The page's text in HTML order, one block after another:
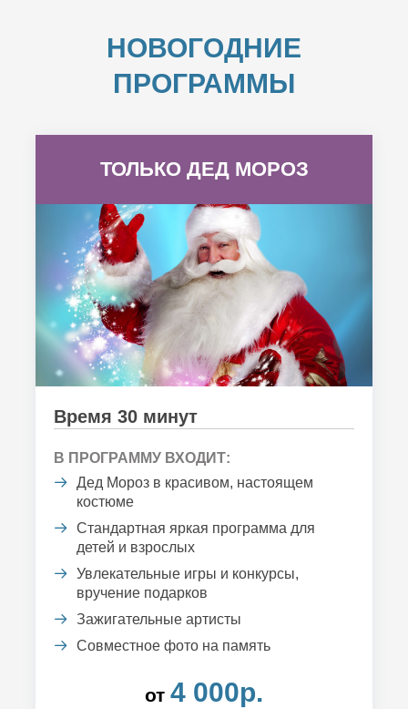
НОВОГОДНИЕ
ПРОГРАММЫ
ТОЛЬКО ДЕД МОРОЗ
Время 30 минут
В ПРОГРАММУ ВХОДИТ:
Дед Мороз в красивом, настоящем
костюме
Стандартная яркая программа для
детей и взрослых
Увлекательные игры и конкурсы,
вручение подарков
Зажигательные артисты
Совместное фото на память
от 4 000р.